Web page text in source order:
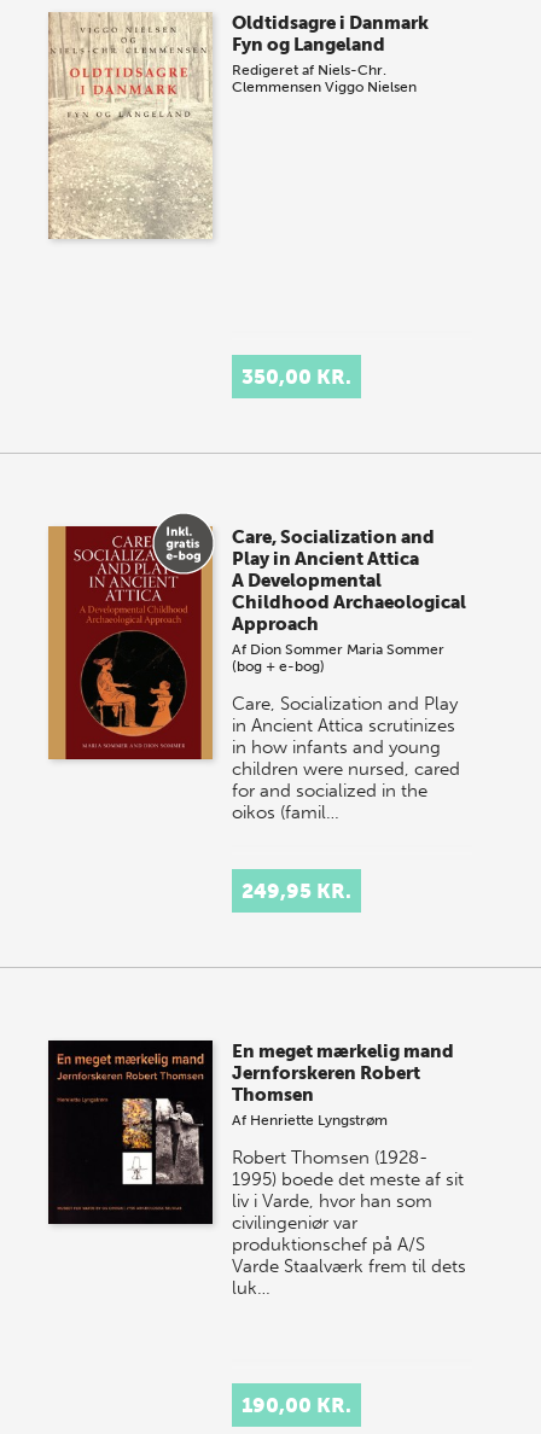
Oldtidsagre i Danmark
Fyn og Langeland
Redigeret af Niels-Chr.
Clemmensen Viggo Nielsen
350,00 KR.
Care, Socialization and
Play in Ancient Attica
A Developmental
Childhood Archaeological
Approach
Af Dion Sommer Maria Sommer
(bog + e-bog)
Care, Socialization and Play
in Ancient Attica scrutinizes
in how infants and young
children were nursed, cared
for and socialized in the
oikos (famil…
249,95 KR.
En meget mærkelig mand
Jernforskeren Robert
Thomsen
Af Henriette Lyngstrøm
Robert Thomsen (1928-
1995) boede det meste af sit
liv i Varde, hvor han som
civilingeniør var
produktionschef på A/S
Varde Staalværk frem til dets
luk…
190,00 KR.